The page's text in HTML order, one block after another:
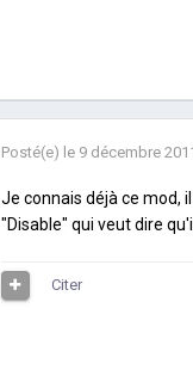
Posté(e) le 9 décembre
Je connais déjà ce mod,
"Disable" qui veut dire
Citer